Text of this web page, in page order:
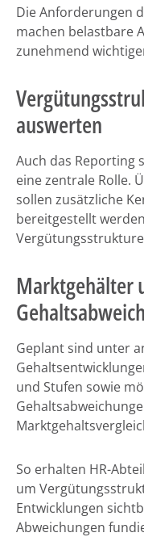
Die Anforderungen
machen belastbare
zunehmend
auswerten
Auch das Reporting
eine zentrale Rolle.
sollen zusätzliche
bereitgestellt
Marktgehälter
Geplant sind unter
und Stufen sowie
So erhalten HR-
um
Entwicklungen
Abweichungen